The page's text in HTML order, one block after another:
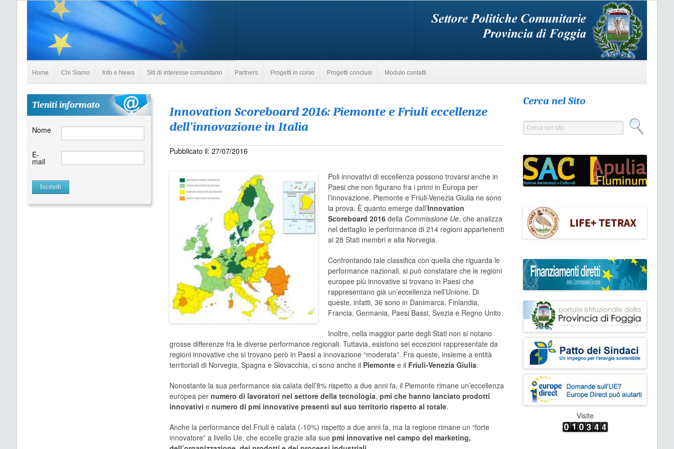
Home Chi Siamo Info e News Siti di interesse comunitario Partners Progetti in corso Progetti conclusi Modulo contatti
Tieniti informato
Nome
E-
mail
Innovation Scoreboard 2016: Piemonte e Friuli eccellenze
dell’innovazione in Italia
Pubblicato il: 27/07/2016
Poli innovativi di eccellenza possono trovarsi anche in
Paesi che non figurano fra i primi in Europa per
l’innovazione. Piemonte e Friuli-Venezia Giulia ne sono
la prova. È quanto emerge dall’Innovation
Scoreboard 2016 della Commissione Ue, che analizza
nel dettaglio le performance di 214 regioni appartenenti
ai 28 Stati membri e alla Norvegia.
Confrontando tale classifica con quella che riguarda le
performance nazionali, si può constatare che le regioni
europee più innovative si trovano in Paesi che
rappresentano già un’eccellenza nell’Unione. Di
queste, infatti, 36 sono in Danimarca, Finlandia,
Francia, Germania, Paesi Bassi, Svezia e Regno Unito.
Inoltre, nella maggior parte degli Stati non si notano
grosse differenze fra le diverse performance regionali. Tuttavia, esistono sei eccezioni rappresentate da
regioni innovative che si trovano però in Paesi a innovazione “moderata”. Fra queste, insieme a entità
territoriali di Norvegia, Spagna e Slovacchia, ci sono anche il Piemonte e il Friuli-Venezia Giulia.
Nonostante la sua performance sia calata dell’8% rispetto a due anni fa, il Piemonte rimane un’eccellenza
europea per numero di lavoratori nel settore della tecnologia,pmi che hanno lanciato prodotti
innovativi e numero di pmi innovative presenti sul suo territorio rispetto al totale.
Anche la performance del Friuli è calata (-10%) rispetto a due anni fa, ma la regione rimane un “forte
innovatore” a livello Ue, che eccelle grazie alla suepmi innovative nel campo del marketing,
Cerca nel Sito
Visite